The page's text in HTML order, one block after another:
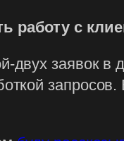
работу с
двух заявок